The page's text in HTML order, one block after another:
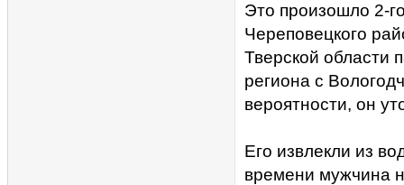
Это произошло 2-
Череповецкого
Тверской области
региона с
вероятности, он
Его извлекли из
времени мужчина